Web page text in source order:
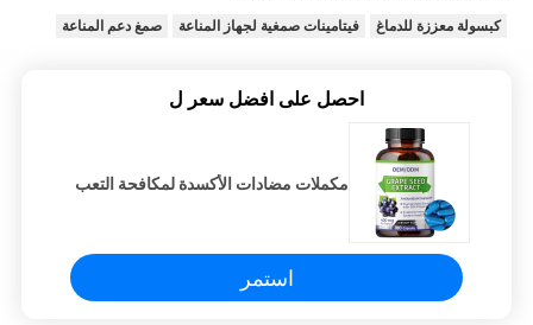
كبسولة معززة للدماغ فيتامينات صمغية لجهاز المناعة صمغ دعم المناعة
احصل على افضل سعر ل
مكملات مضادات الأكسدة لمكافحة التعب
استمر